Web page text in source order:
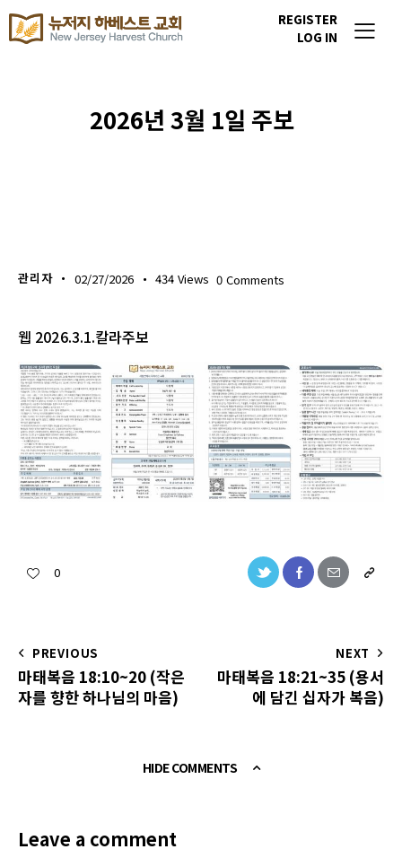
REGISTER
LOG IN
2026년 3월 1일 주보
관리자 02/27/2026 434 Views 0 Comments
웹 2026.3.1.칼라주보
0
PREVIOUS
마태복음 18:10~20 (작은
자를 향한 하나님의 마음)
NEXT
마태복음 18:21~35 (용서
에 담긴 십자가 복음)
HIDE COMMENTS
Leave a comment